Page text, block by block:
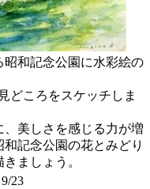
和記念公園に水彩絵の
どころをスケッチしま
美しさを感じる力が増
記念公園の花とみどり
ましょう。
23